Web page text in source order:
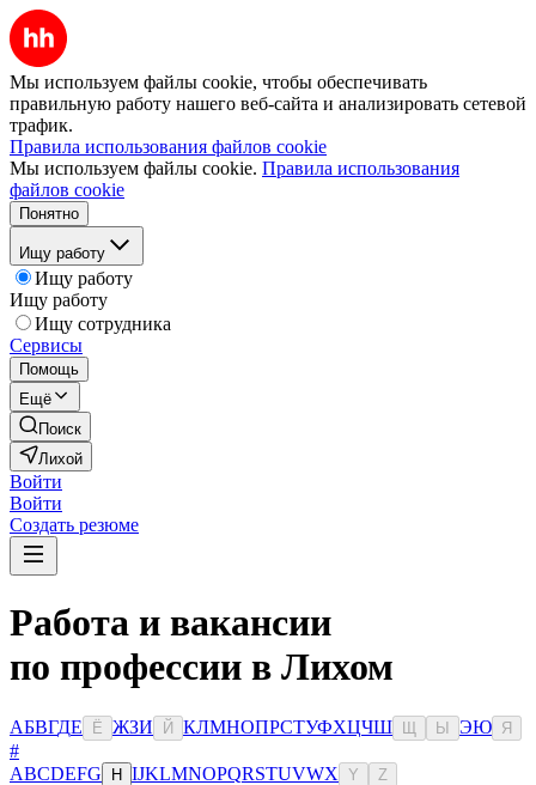
Мы используем файлы cookie, чтобы обеспечивать
правильную работу нашего веб-сайта и анализировать сетевой
трафик.
Правила использования файлов cookie
Мы используем файлы cookie. Правила использования
файлов cookie
Понятно
Ищу работу
Ищу работу
Ищу работу
Ищу сотрудника
Сервисы
Помощь
Ещё
Поиск
Лихой
Войти
Войти
Создать резюме
Работа и вакансии
по профессии в Лихом
АБВГДЕ Ё ЖЗИ Й КЛМНОПРСТУФХЦЧШ Ы ЭЮ Я
#
ABCDEFG H IJKLMNOPQRSTUVWX Y Z